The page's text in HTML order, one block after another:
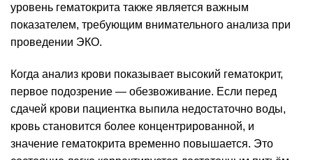
уровень гематокрита также является важным
показателем, требующим внимательного анализа при
проведении ЭКО.
Когда анализ крови показывает высокий гематокрит,
первое подозрение — обезвоживание. Если перед
сдачей крови пациентка выпила недостаточно воды,
кровь становится более концентрированной, и
значение гематокрита временно повышается. Это